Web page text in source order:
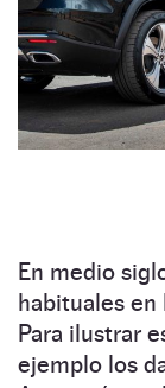
En medio
habituales en
Para ilustrar
ejemplo los